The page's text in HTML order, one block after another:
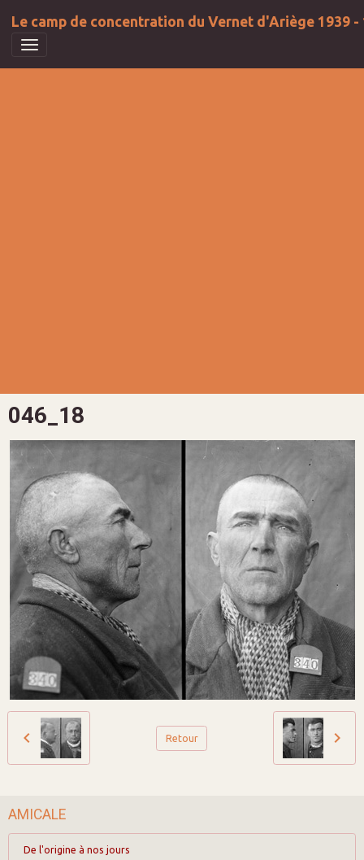
Le camp de concentration du Vernet d'Ariège 1939 -
046_18
Retour
AMICALE
De l'origine à nos jours